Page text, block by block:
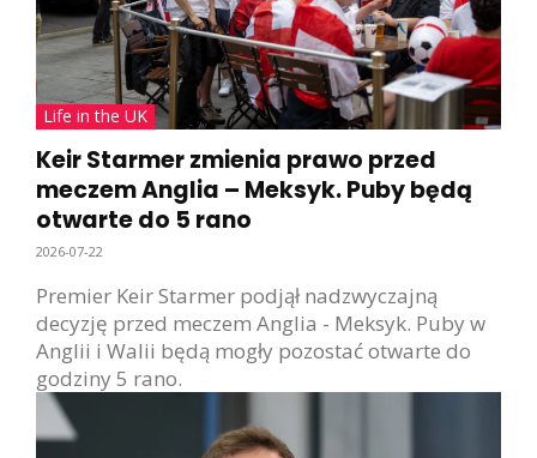
Life in the UK
Keir Starmer zmienia prawo przed
meczem Anglia – Meksyk. Puby będą
otwarte do 5 rano
2026-07-22
Premier Keir Starmer podjął nadzwyczajną
decyzję przed meczem Anglia - Meksyk. Puby w
Anglii i Walii będą mogły pozostać otwarte do
godziny 5 rano.